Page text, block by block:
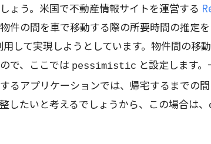
ょう。米国で不動産情報サイトを運営する
件の間を車で移動する際の所要時間の推定
して実現しようとしています。物件間の移
で、ここでは pessimistic と設定します
るアプリケーションでは、帰宅するまでの
したいと考えるでしょうから、この場合は、